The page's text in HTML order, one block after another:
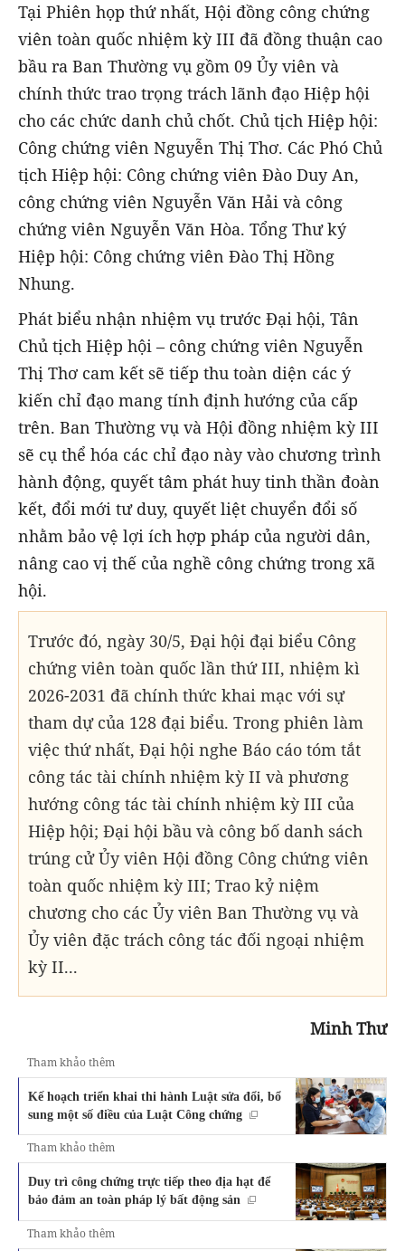
Tại Phiên họp thứ nhất, Hội đồng công chứng
viên toàn quốc nhiệm kỳ III đã đồng thuận cao
bầu ra Ban Thường vụ gồm 09 Ủy viên và
chính thức trao trọng trách lãnh đạo Hiệp hội
cho các chức danh chủ chốt. Chủ tịch Hiệp hội:
Công chứng viên Nguyễn Thị Thơ. Các Phó Chủ
tịch Hiệp hội: Công chứng viên Đào Duy An,
công chứng viên Nguyễn Văn Hải và công
chứng viên Nguyễn Văn Hòa. Tổng Thư ký
Hiệp hội: Công chứng viên Đào Thị Hồng
Nhung.
Phát biểu nhận nhiệm vụ trước Đại hội, Tân
Chủ tịch Hiệp hội – công chứng viên Nguyễn
Thị Thơ cam kết sẽ tiếp thu toàn diện các ý
kiến chỉ đạo mang tính định hướng của cấp
trên. Ban Thường vụ và Hội đồng nhiệm kỳ III
sẽ cụ thể hóa các chỉ đạo này vào chương trình
hành động, quyết tâm phát huy tinh thần đoàn
kết, đổi mới tư duy, quyết liệt chuyển đổi số
nhằm bảo vệ lợi ích hợp pháp của người dân,
nâng cao vị thế của nghề công chứng trong xã
hội.
Trước đó, ngày 30/5, Đại hội đại biểu Công
chứng viên toàn quốc lần thứ III, nhiệm kì
2026-2031 đã chính thức khai mạc với sự
tham dự của 128 đại biểu. Trong phiên làm
việc thứ nhất, Đại hội nghe Báo cáo tóm tắt
công tác tài chính nhiệm kỳ II và phương
hướng công tác tài chính nhiệm kỳ III của
Hiệp hội; Đại hội bầu và công bố danh sách
trúng cử Ủy viên Hội đồng Công chứng viên
toàn quốc nhiệm kỳ III; Trao kỷ niệm
chương cho các Ủy viên Ban Thường vụ và
Ủy viên đặc trách công tác đối ngoại nhiệm
kỳ II...
Minh Thư
Tham khảo thêm
Kế hoạch triển khai thi hành Luật sửa đổi, bổ
sung một số điều của Luật Công chứng
Tham khảo thêm
Duy trì công chứng trực tiếp theo địa hạt để
bảo đảm an toàn pháp lý bất động sản
Tham khảo thêm